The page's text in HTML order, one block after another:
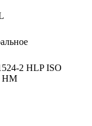
2 HLP ISO
HM